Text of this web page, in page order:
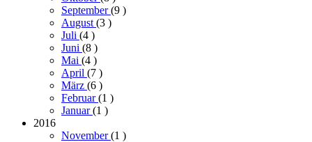
September(9 )
August (3 )
Juli (4 )
Juni (8 )
Mai (4 )
April (7 )
März (6 )
Februar(1 )
Januar(1 )
2016
November(1 )